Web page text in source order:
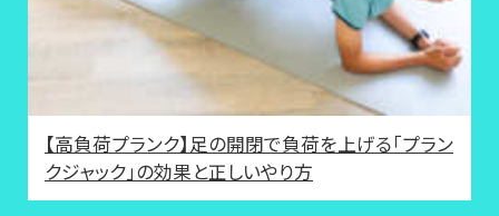
【高負荷プランク】足の開閉で負荷を上げる「プラン
クジャック」の効果と正しいやり方